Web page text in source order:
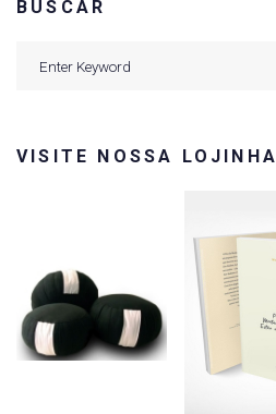
BUSCAR
VISITE NOSSA LOJINHA